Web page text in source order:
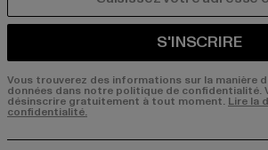
S'INSCRIRE
Vous trouverez des informations sur la manière
données dans notre politique de confidentialité.
désinscrire gratuitement à tout moment. Lire la
confidentialité.